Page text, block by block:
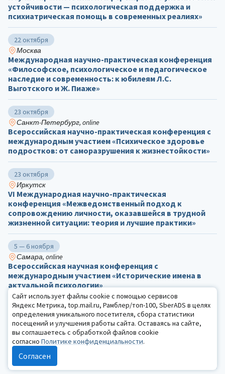
устойчивости — психологическая поддержка и
психиатрическая помощь в современных реалиях»
22 октября
Москва
Международная научно-практическая конференция
«Философское, психологическое и педагогическое
наследие и современность: к юбилеям Л.С.
Выготского и Ж. Пиаже»
23 октября
Санкт-Петербург, online
Всероссийская научно-практическая конференция с
международным участием «Психическое здоровье
подростков: от саморазрушения к жизнестойкости»
23 октября
Иркутск
VI Международная научно-практическая
конференция «Межведомственный подход к
сопровождению личности, оказавшейся в трудной
жизненной ситуации: теория и лучшие практики»
5 — 6 ноября
Самара, online
Всероссийская научная конференция с
международным участием «Исторические имена в
актуальной психологии»
17 — 20 ноября
Москва, online
Всероссийский межвузовский научно-практический
форум с международным участием «Время Л.С.
Выготского: от фундаментальной теории к
современной практике»
Сайт использует файлы cookie с помощью сервисов
Яндекс Метрика, top.mail.ru, Рамблер/топ-100, SberADS в целях
определения уникального посетителя, сбора статистики
посещений и улучшения работы сайта. Оставаясь на сайте,
вы соглашаетесь с обработкой файлов cookie
согласно Политике конфиденциальности.
Согласен